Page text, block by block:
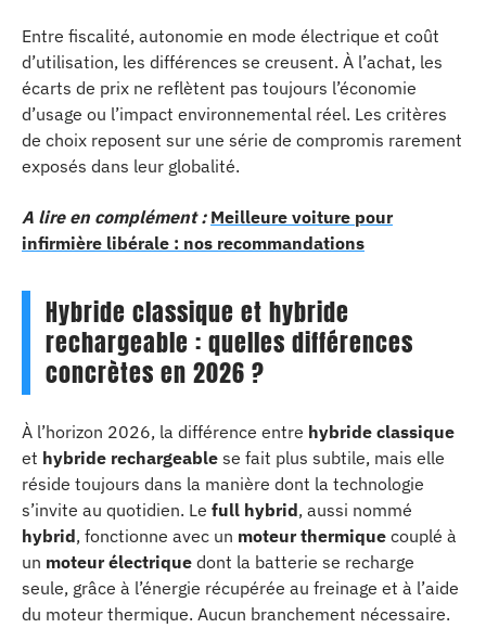
Entre fiscalité, autonomie en mode électrique et coût
d’utilisation, les différences se creusent. À l’achat, les
écarts de prix ne reflètent pas toujours l’économie
d’usage ou l’impact environnemental réel. Les critères
de choix reposent sur une série de compromis rarement
exposés dans leur globalité.
A lire en complément : Meilleure voiture pour
infirmière libérale : nos recommandations
Hybride classique et hybride
rechargeable : quelles différences
concrètes en 2026 ?
À l’horizon 2026, la différence entre hybride classique
et hybride rechargeable se fait plus subtile, mais elle
réside toujours dans la manière dont la technologie
s’invite au quotidien. Le full hybrid, aussi nommé
hybrid, fonctionne avec un moteur thermique couplé à
un moteur électrique dont la batterie se recharge
seule, grâce à l’énergie récupérée au freinage et à l’aide
du moteur thermique. Aucun branchement nécessaire.